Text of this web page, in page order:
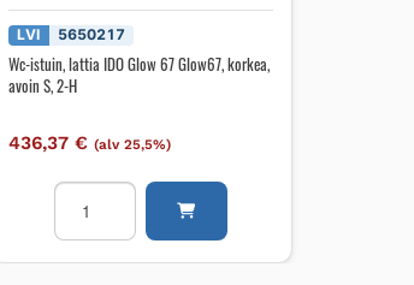
LVI 5650217
Wc-istuin, lattia IDO Glow 67 Glow67, korkea,
avoin S, 2-H
436,37 € (alv 25,5%)
Wc-
istuin,
lattia